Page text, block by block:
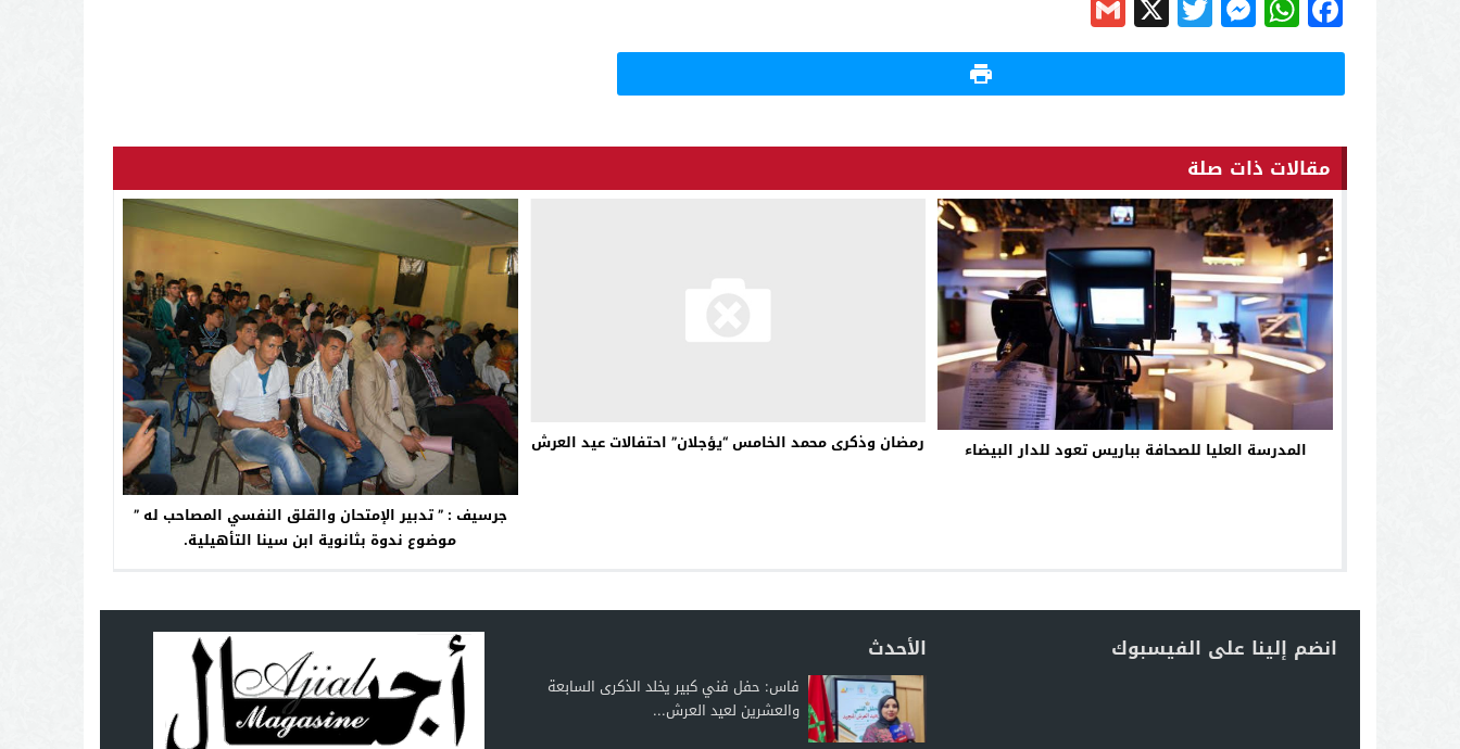
مقالات ذات صلة
المدرسة العليا للصحافة بباريس تعود للدار البيضاء رمضان وذكرى محمد الخامس “يؤجلان” احتفالات عيد العرش
جرسيف : ” تدبير الإمتحان والقلق النفسي المصاحب له ”
موضوع ندوة بثانوية ابن سينا التأهيلية.
انضم إلينا على الفيسبوك الأحدث
فاس: حفل فني كبير يخلد الذكرى السابعة
والعشرين لعيد العرش...